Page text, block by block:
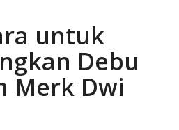
untuk
Debu
Merk Dwi